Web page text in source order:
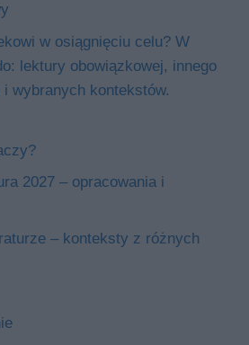
w osiągnięciu celu? W
lektury obowiązkowej, innego
wybranych kontekstów.
2027 – opracowania i
– konteksty z różnych